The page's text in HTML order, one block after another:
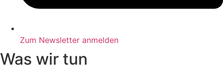
Zum Newsletter anmelden
Was wir tun